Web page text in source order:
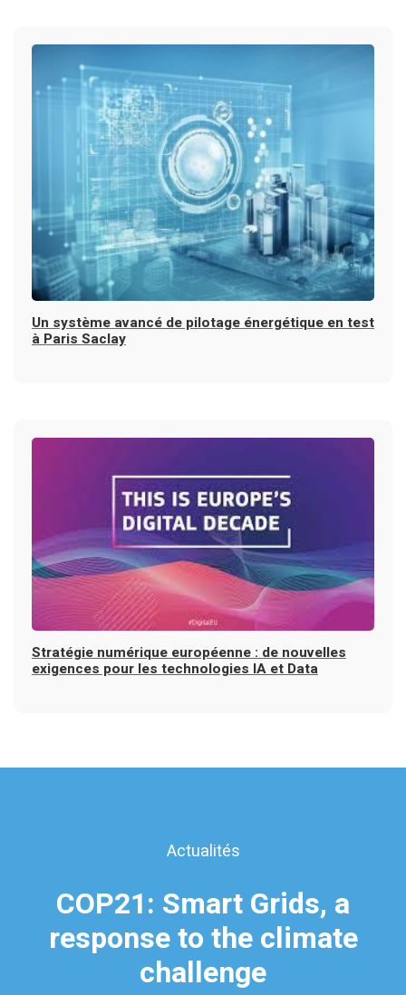
Un système avancé de pilotage énergétique en test
à Paris Saclay
Stratégie numérique européenne : de nouvelles
exigences pour les technologies IA et Data
Actualités
COP21: Smart Grids, a
response to the climate
challenge